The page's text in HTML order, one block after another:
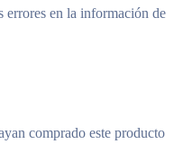
errores en la información de
comprado este producto